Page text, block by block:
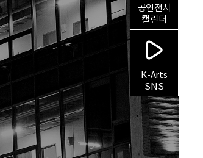
공연전시
캘린더
K-Arts
SNS